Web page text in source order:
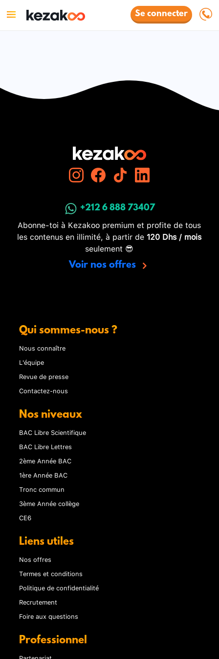
Se connecter
+212 6 888 73407
Abonne-toi à Kezakoo premium et profite de tous
les contenus en illimité, à partir de 120 Dhs / mois
seulement 😎
Voir nos offres
Qui sommes-nous ?
Nous connaître
L'équipe
Revue de presse
Contactez-nous
Nos niveaux
BAC Libre Scientifique
BAC Libre Lettres
2ème Année BAC
1ère Année BAC
Tronc commun
3ème Année collège
CE6
Liens utiles
Nos offres
Termes et conditions
Politique de confidentialité
Recrutement
Foire aux questions
Professionnel